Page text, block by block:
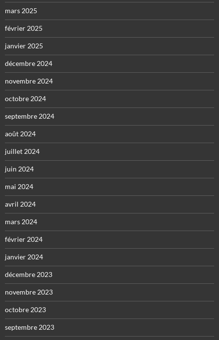
mars 2025
février 2025
janvier 2025
décembre 2024
novembre 2024
octobre 2024
septembre 2024
août 2024
juillet 2024
juin 2024
mai 2024
avril 2024
mars 2024
février 2024
janvier 2024
décembre 2023
novembre 2023
octobre 2023
septembre 2023